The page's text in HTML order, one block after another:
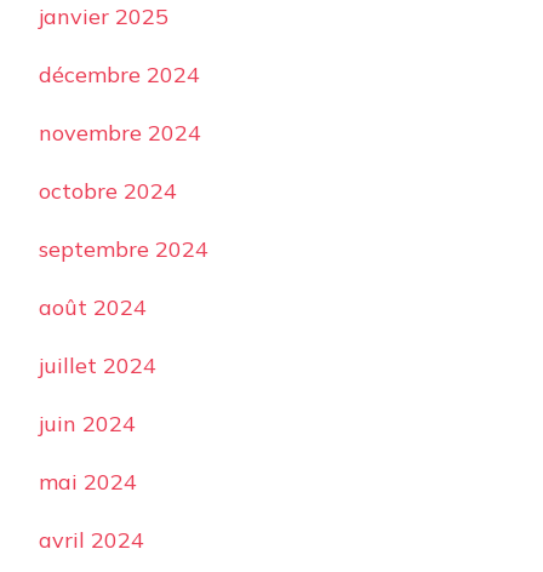
janvier 2025
décembre 2024
novembre 2024
octobre 2024
septembre 2024
août 2024
juillet 2024
juin 2024
mai 2024
avril 2024